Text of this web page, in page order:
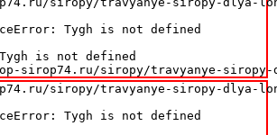
Tygh is not defined
is not defined
sirop74.ru/siropy/travyanye-
siropy/travyanye-siropy-dlya-
Tygh is not defined